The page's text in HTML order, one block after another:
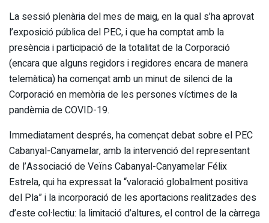
La sessió plenària del mes de maig, en la qual s’ha aprovat
l’exposició pública del PEC, i que ha comptat amb la
presència i participació de la totalitat de la Corporació
(encara que alguns regidors i regidores encara de manera
telemàtica) ha començat amb un minut de silenci de la
Corporació en memòria de les persones víctimes de la
pandèmia de COVID-19.
Immediatament després, ha començat debat sobre el PEC
Cabanyal-Canyamelar, amb la intervenció del representant
de l’Associació de Veïns Cabanyal-Canyamelar Félix
Estrela, qui ha expressat la “valoració globalment positiva
del Pla” i la incorporació de les aportacions realitzades des
d’este col·lectiu: la limitació d’altures, el control de la càrrega